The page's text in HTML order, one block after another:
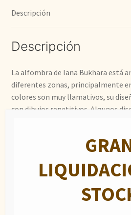
Descripción
Descripción
La alfombra de lana Bukhara está
diferentes zonas, principalmente
colores son muy llamativos, su
con dibujos repetitivos. Algunos
alfombras de lana están
Predominan los colores rojos,
verdes y su fino tacto es similar a la
Bukhara tienen gran cantidad de
fuertes y resistentes.
Productos